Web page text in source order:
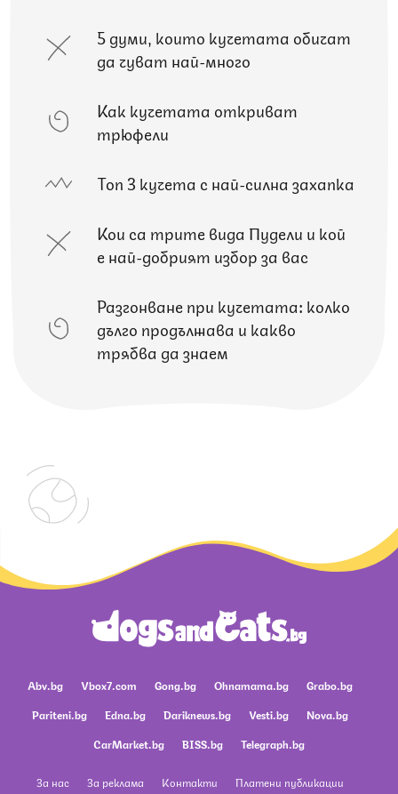
5 думи, които кучетата обичат
да чуват най-много
Как кучетата откриват
трюфели
Топ 3 кучета с най-силна захапка
Кои са трите вида Пудели и кой
е най-добрият избор за вас
Разгонване при кучетата: колко
дълго продължава и какво
трябва да знаем
Abv.bg Vbox7.com Gong.bg Ohnamama.bg
Grabo.bg
Pariteni.bg
Edna.bg Dariknews.bg Vesti.bg
Nova.bg
CarMarket.bg
BISS.bg Telegraph.bg
За нас За реклама Контакти Платени публикации